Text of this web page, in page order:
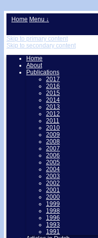
Home Menu ↓
Skip to primary content
Skip to secondary content
Home
About
Publications
2017
2016
2015
2014
2013
2012
2011
2010
2009
2008
2007
2006
2005
2004
2003
2002
2001
2000
1999
1998
1996
1993
1991